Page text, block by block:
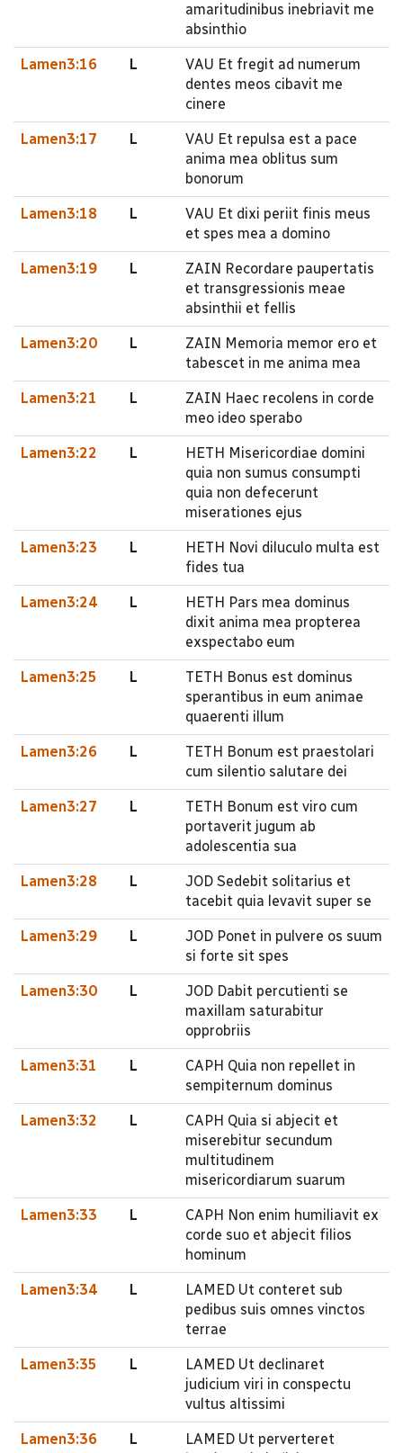
amaritudinibus inebriavit me
absinthio
Lamen3:16 L
VAU Et fregit ad numerum
dentes meos cibavit me
cinere
Lamen3:17 L
VAU Et repulsa est a pace
anima mea oblitus sum
bonorum
Lamen3:18 L
VAU Et dixi periit finis meus
et spes mea a domino
Lamen3:19 L
ZAIN Recordare paupertatis
et transgressionis meae
absinthii et fellis
Lamen3:20 L
ZAIN Memoria memor ero et
tabescet in me anima mea
Lamen3:21 L
ZAIN Haec recolens in corde
meo ideo sperabo
Lamen3:22 L
HETH Misericordiae domini
quia non sumus consumpti
quia non defecerunt
miserationes ejus
Lamen3:23 L
HETH Novi diluculo multa est
fides tua
Lamen3:24 L
HETH Pars mea dominus
dixit anima mea propterea
exspectabo eum
Lamen3:25 L
TETH Bonus est dominus
sperantibus in eum animae
quaerenti illum
Lamen3:26 L
TETH Bonum est praestolari
cum silentio salutare dei
Lamen3:27 L
TETH Bonum est viro cum
portaverit jugum ab
adolescentia sua
Lamen3:28 L
JOD Sedebit solitarius et
tacebit quia levavit super se
Lamen3:29 L
JOD Ponet in pulvere os suum
si forte sit spes
Lamen3:30 L
JOD Dabit percutienti se
maxillam saturabitur
opprobriis
Lamen3:31 L
CAPH Quia non repellet in
sempiternum dominus
Lamen3:32 L
CAPH Quia si abjecit et
miserebitur secundum
multitudinem
misericordiarum suarum
Lamen3:33 L
CAPH Non enim humiliavit ex
corde suo et abjecit filios
hominum
Lamen3:34 L
LAMED Ut conteret sub
pedibus suis omnes vinctos
terrae
Lamen3:35 L
LAMED Ut declinaret
judicium viri in conspectu
vultus altissimi
Lamen3:36 L
LAMED Ut perverteret